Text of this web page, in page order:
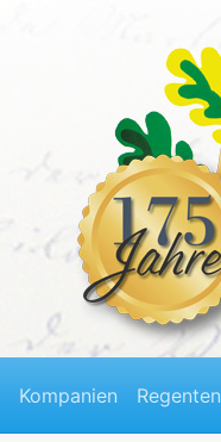
Kompanien Regenten